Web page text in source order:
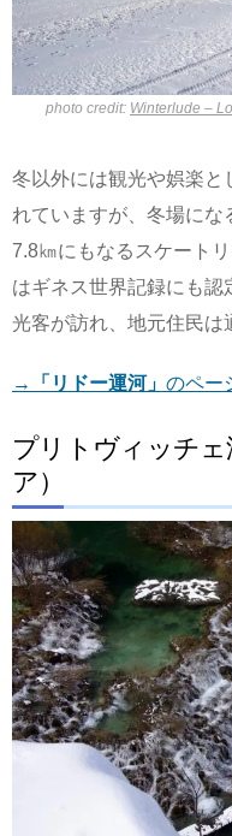
photo credit: Winterlude –
冬以外には観光や娯楽
れていますが、冬場にな
7.8㎞にもなるスケート
はギネス世界記録にも認
光客が訪れ、地元住民は
→ 「リドー運河」 のペー
プリトヴィッチ
ア）